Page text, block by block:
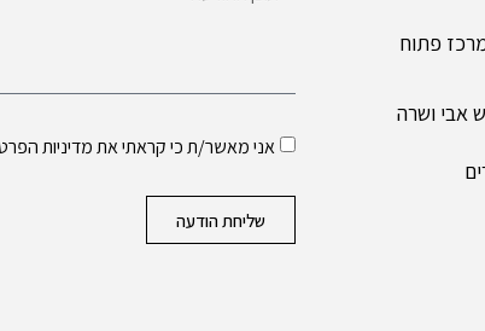
פתוח
אבי ושרה
אני מאשר/ת כי קראתי אתמדיניות
שליחת הודעה